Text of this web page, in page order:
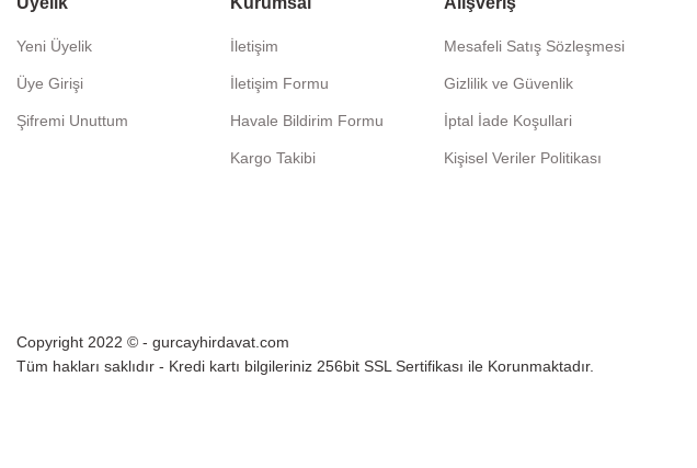
Yeni Üyelik
Üye Girişi
Şifremi Unuttum
İletişim
İletişim Formu
Havale Bildirim Formu
Kargo Takibi
Mesafeli Satış Sözleşmesi
Gizlilik ve Güvenlik
İptal İade Koşullari
Kişisel Veriler Politikası
Copyright 2022 © - gurcayhirdavat.com
Tüm hakları saklıdır - Kredi kartı bilgileriniz 256bit SSL Sertifikası ile Korunmaktadır.